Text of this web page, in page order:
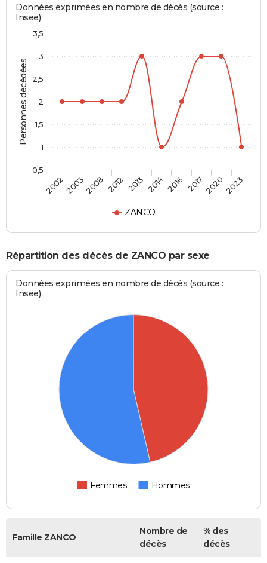
Personnes décédées
Données exprimées en nombre de décès (source :
Insee)
ZANCO
200220032008 2012 2013 2014 2016 201720202023
0,5
1
1,5
2
2,5
3
3,5
Répartition des décès de ZANCO par sexe
Données exprimées en nombre de décès (source :
Insee)
Femmes Hommes
Famille ZANCO
Nombre de
décès
% des
décès